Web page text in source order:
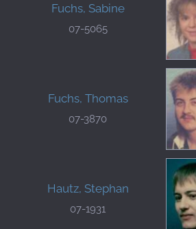
Fuchs, Sabine
07-5065
Fuchs, Thomas
07-3870
Hautz, Stephan
07-1931